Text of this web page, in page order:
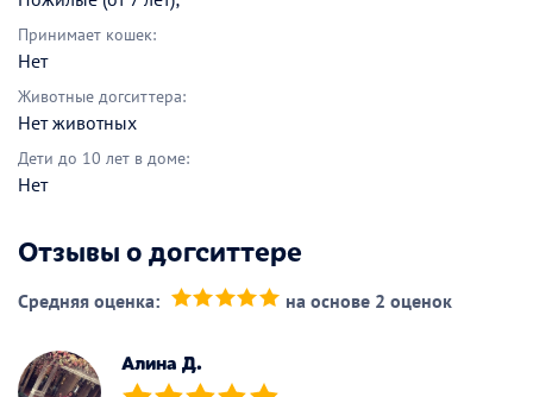
Принимает кошек:
Нет
Животные догситтера:
Нет животных
Дети до 10 лет в доме:
Нет
Отзывы о догситтере
Средняя оценка: на основе 2 оценок
Алина Д.